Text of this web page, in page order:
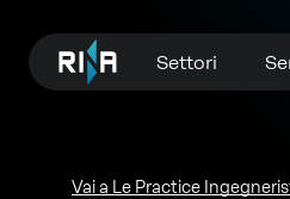
Settori
Vai a Le Practice